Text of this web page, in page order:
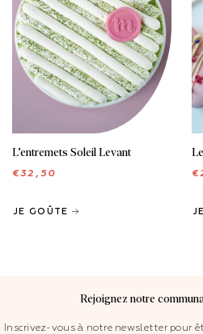
L’entremets Soleil Levant
€32,50
JE GOÛTE
€
Rejoignez notre
Inscrivez-vous à notre newsletter pour